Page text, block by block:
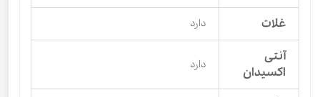
غلات دارد
آنتی
اکسیدان
دارد